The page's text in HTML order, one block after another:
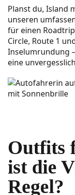
Planst du, Island
unseren
für einen
Circle, Route 1
Inselumrundung
eine
Outfits
ist die
Regel?